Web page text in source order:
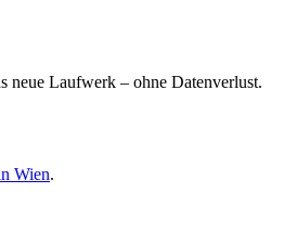
neue Laufwerk – ohne Datenverlust.
Wien.